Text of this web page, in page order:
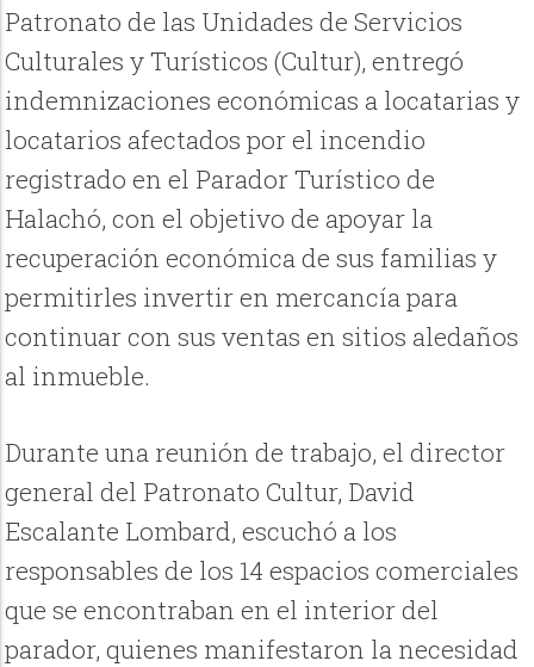
Patronato de las Unidades de Servicios
Culturales y Turísticos (Cultur), entregó
indemnizaciones económicas a locatarias y
locatarios afectados por el incendio
registrado en el Parador Turístico de
Halachó, con el objetivo de apoyar la
recuperación económica de sus familias y
permitirles invertir en mercancía para
continuar con sus ventas en sitios aledaños
al inmueble.
Durante una reunión de trabajo, el director
general del Patronato Cultur, David
Escalante Lombard, escuchó a los
responsables de los 14 espacios comerciales
que se encontraban en el interior del
parador, quienes manifestaron la necesidad